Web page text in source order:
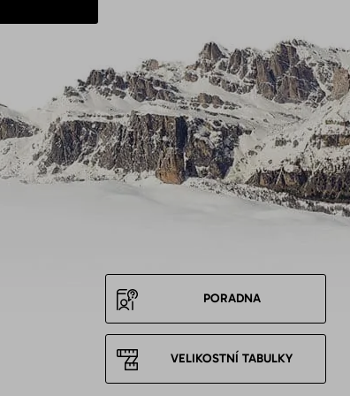
PORADNA
VELIKOSTNÍ TABULKY